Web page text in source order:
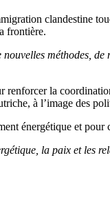
clandestine
frontière.
méthodes,
la
à l’image des
énergétique et
la paix et les